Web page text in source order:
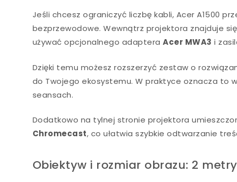
Jeśli chcesz ograniczyć liczbę kabli, Acer A1500
bezprzewodowe. Wewnątrz projektora znajduje się
używać opcjonalnego adapteraAcer MWA3 i
Dzięki temu możesz rozszerzyć zestaw o
do Twojego ekosystemu. W praktyce oznacza to
seansach.
Dodatkowo na tylnej stronie projektora
Chromecast, co ułatwia szybkie odtwarzanie
Obiektyw i rozmiar obrazu: 2